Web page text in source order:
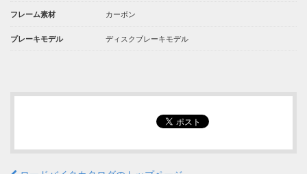
フレーム素材 カーボン
ブレーキモデル ディスクブレーキモデル